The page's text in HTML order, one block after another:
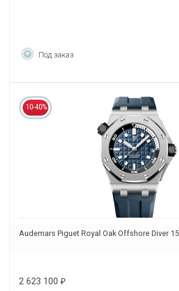
Под заказ
10-40%
Audemars Piguet Royal Oak Offshore Diver
2 623 100 ₽